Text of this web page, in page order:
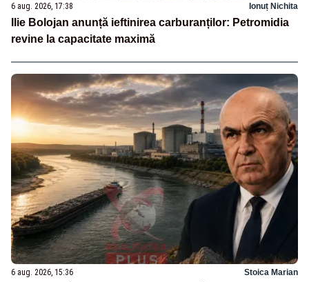
6 aug. 2026, 17:38 Ionuț Nichita
Ilie Bolojan anunță ieftinirea carburanților: Petromidia
revine la capacitate maximă
6 aug. 2026, 15:36 Stoica Marian